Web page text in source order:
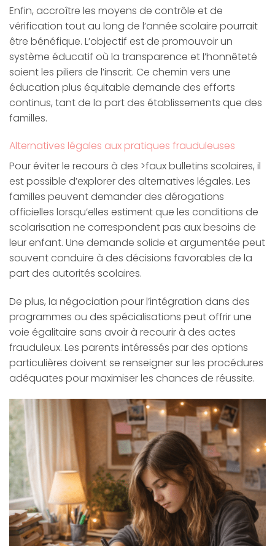
Enfin, accroître les moyens de contrôle et de
vérification tout au long de l’année scolaire pourrait
être bénéfique. L’objectif est de promouvoir un
système éducatif où la transparence et l’honnêteté
soient les piliers de l’inscrit. Ce chemin vers une
éducation plus équitable demande des efforts
continus, tant de la part des établissements que des
familles.
Alternatives légales aux pratiques frauduleuses
Pour éviter le recours à des >faux bulletins scolaires, il
est possible d’explorer des alternatives légales. Les
familles peuvent demander des dérogations
officielles lorsqu’elles estiment que les conditions de
scolarisation ne correspondent pas aux besoins de
leur enfant. Une demande solide et argumentée peut
souvent conduire à des décisions favorables de la
part des autorités scolaires.
De plus, la négociation pour l’intégration dans des
programmes ou des spécialisations peut offrir une
voie égalitaire sans avoir à recourir à des actes
frauduleux. Les parents intéressés par des options
particulières doivent se renseigner sur les procédures
adéquates pour maximiser les chances de réussite.